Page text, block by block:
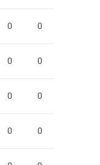
0 0
0 0
0 0
0 0